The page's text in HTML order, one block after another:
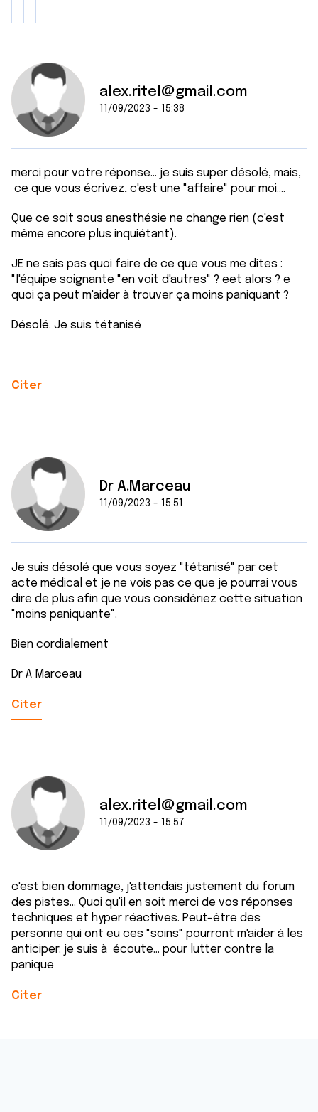
alex.ritel@gmail.com
11/09/2023 - 15:38
merci pour votre réponse... je suis super désolé, mais,
ce que vous écrivez, c'est une "affaire" pour moi....
Que ce soit sous anesthésie ne change rien (c'est
même encore plus inquiétant).
JE ne sais pas quoi faire de ce que vous me dites :
"l'équipe soignante "en voit d'autres" ? eet alors ? e
quoi ça peut m'aider à trouver ça moins paniquant ?
Désolé. Je suis tétanisé
Citer
Dr A.Marceau
11/09/2023 - 15:51
Je suis désolé que vous soyez "tétanisé" par cet
acte médical et je ne vois pas ce que je pourrai vous
dire de plus afin que vous considériez cette situation
"moins paniquante".
Bien cordialement
Dr A Marceau
Citer
alex.ritel@gmail.com
11/09/2023 - 15:57
c'est bien dommage, j'attendais justement du forum
des pistes... Quoi qu'il en soit merci de vos réponses
techniques et hyper réactives. Peut-être des
personne qui ont eu ces "soins" pourront m'aider à les
anticiper. je suis à écoute... pour lutter contre la
panique
Citer